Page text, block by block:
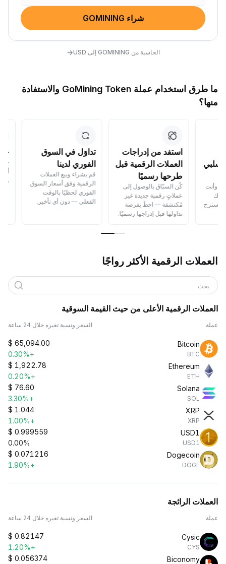
شراء GOMINING
الحاسبة من GOMINING إلى USD →
ما طرق استخدام عملة GoMining Token والاستفادة
منها؟
استفد من إدراجات
العملات الرقمية قبل
طرحها رسميًا
كُن السبّاق بالوصول إلى
عملاتٍ رقمية جديدة غير
مُكتشفة — احظَ بفرصة
تداولها قبل إدراجها رسميًا.
تداوَل في السوق
الفوري لدينا
قم بشراء وبيع العملات
الرقمية وفق أسعار السوق
الفوري لحظيًا بالوقت
الفعلي — دون أي تأخير.
حوّل
حوِّل العملات
وسهولة.
العملات الرقمية الأكثر رواجًا
بحث
العملات الرقمية الأعلى من حيث القيمة السوقية
عملة السعر ونسبة تغيره خلال 24 ساعة
Bitcoin
BTC
$ 65,094.00
+0.30%
Ethereum
ETH
$ 1,922.78
+0.20%
Solana
SOL
$ 76.60
+3.30%
XRP
XRP
$ 1.044
+1.00%
USD1
USD1
$ 0.999559
0.00%
Dogecoin
DOGE
$ 0.071216
+1.90%
العملات الرائجة
عملة السعر ونسبة تغيره خلال 24 ساعة
Cysic
CYS
$ 0.82147
+1.20%
Biconomy
$ 0.056374